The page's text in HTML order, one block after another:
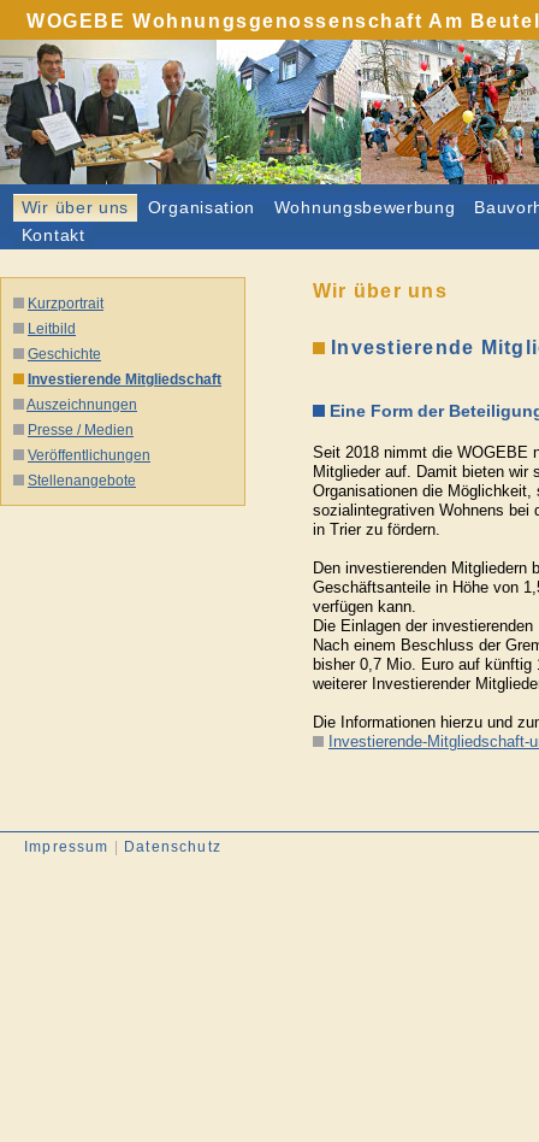
WOGEBE Wohnungsgenossenschaft Am
Wir über uns Organisation Wohnungsbewerbung
Kontakt
Wir über uns
Kurzportrait
Leitbild
Geschichte
Investierende Mitgliedschaft
Auszeichnungen
Presse / Medien
Veröffentlichungen
Stellenangebote
Investierende
Eine Form der
Seit 2018 nimmt die WOGEBE
Mitglieder auf. Damit bieten wir
Organisationen die
sozialintegrativen Wohnens bei
in Trier zu fördern.
Den investierenden Mitgliedern
Geschäftsanteile in Höhe von
verfügen kann.
Die Einlagen der
Nach einem Beschluss der
bisher 0,7 Mio. Euro auf
weiterer Investierender
Die Informationen hierzu und
Investierende-Mitgliedschaft-
Impressum | Datenschutz